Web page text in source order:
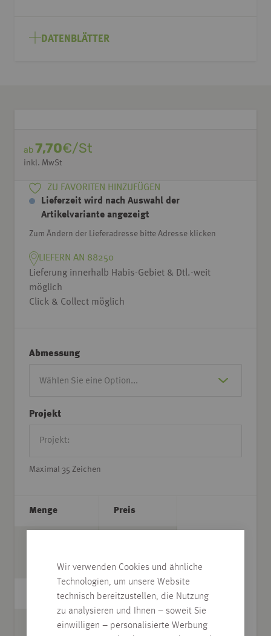
Wir verwenden Cookies und ähnliche
Technologien, um unsere Website
technisch bereitzustellen, die Nutzung
zu analysieren und Ihnen – soweit Sie
einwilligen – personalisierte Werbung
DATENBLÄTTER
ab7,70€/St
inkl. MwSt
ZU FAVORITEN HINZUFÜGEN
Lieferzeit wird nach Auswahl der
Artikelvariante angezeigt
Zum Ändern der Lieferadresse bitte Adresse klicken
LIEFERN AN 88250
Lieferung innerhalb Habis-Gebiet & Dtl.-weit
möglich
Click & Collect möglich
Abmessung
Projekt
Maximal 35 Zeichen
Menge Preis
Gesamtpreis